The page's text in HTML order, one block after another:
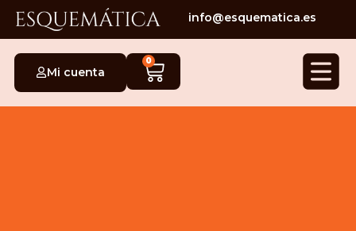
info@esquematica.es
Mi cuenta
0